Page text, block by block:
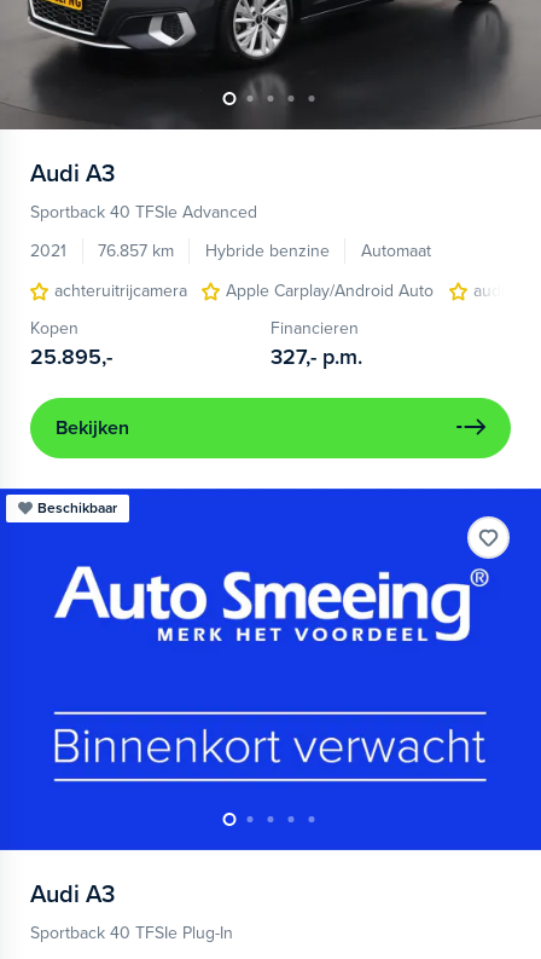
Audi A3
Sportback 40 TFSIe Advanced
2021
76.857 km Hybride benzine
Automaat
achteruitrijcamera
Apple Carplay/Android Auto
audio
Kopen
25.895,-
Financieren
327,- p.m.
Bekijken
Beschikbaar
Audi A3
Sportback 40 TFSIe Plug-In